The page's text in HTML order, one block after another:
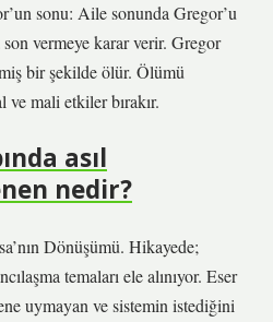
sonu: Aile sonunda Gregor’u
son vermeye karar verir. Gregor
bir şekilde ölür. Ölümü
ve mali etkiler bırakır.
asıl
nedir?
Dönüşümü. Hikayede;
temaları ele alınıyor. Eser
uymayan ve sistemin istediğini